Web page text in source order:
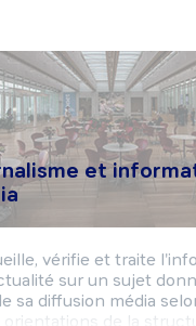
et
vérifie et traite
sur un sujet
sa diffusion média
orientations de la